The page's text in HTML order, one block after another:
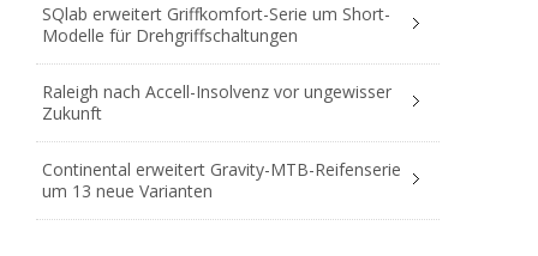
SQlab erweitert Griffkomfort-Serie um Short-
Modelle für Drehgriffschaltungen
Raleigh nach Accell-Insolvenz vor ungewisser
Zukunft
Continental erweitert Gravity-MTB-Reifenserie
um 13 neue Varianten